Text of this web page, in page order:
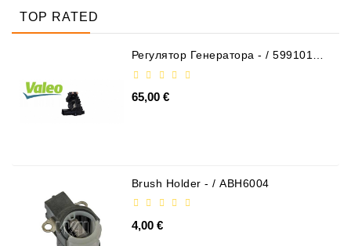
TOP RATED
Регулятор Генератора - / 599101
65,00 €
Brush Holder - / ABH6004
4,00 €